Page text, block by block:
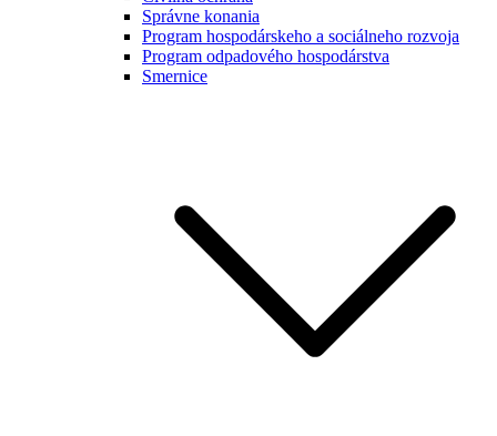
Správne konania
Program hospodárskeho a sociálneho rozvoja
Program odpadového hospodárstva
Smernice